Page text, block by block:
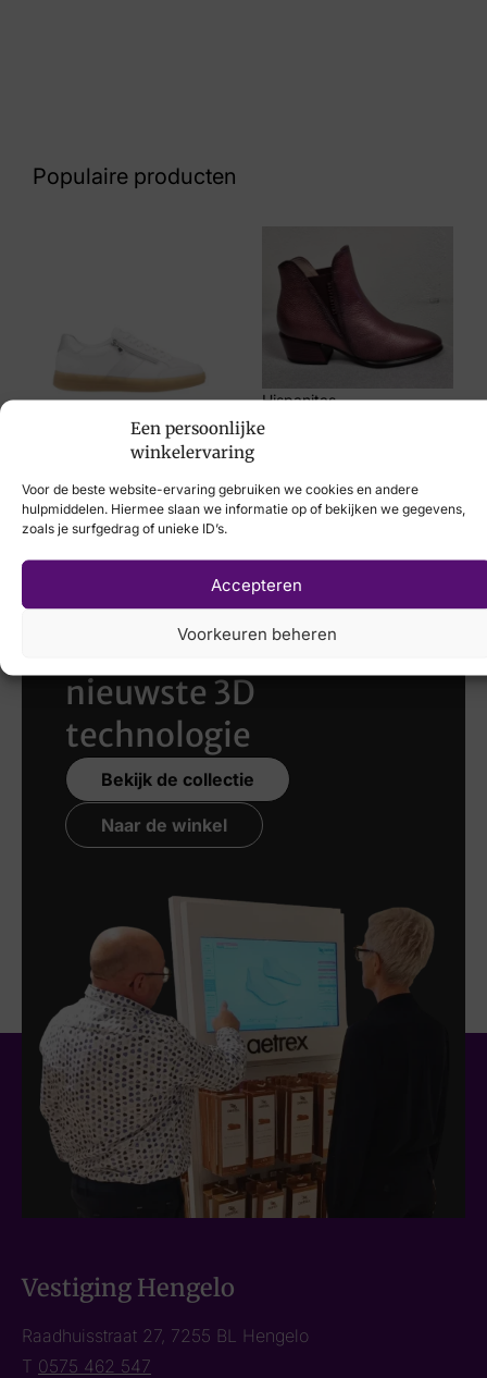
Een persoonlijke
winkelervaring
Voor de beste website-ervaring gebruiken we cookies en andere
hulpmiddelen. Hiermee slaan we informatie op of bekijken we gegevens,
zoals je surfgedrag of unieke ID’s.
Accepteren
Voorkeuren beheren
30803.5.158 Lotus Off White H
Breedtemaat
Populaire producten
Hispanitas
€
Laat uw voeten
scannen met de
nieuwste 3D
technologie
Bekijk de collectie
Naar de winkel
Vestiging Hengelo
Raadhuisstraat 27, 7255 BL Hengelo
T 0575 462 547